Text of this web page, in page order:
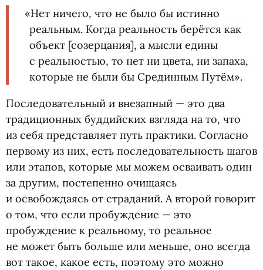
«Нет ничего, что не было бы истинно
реальным. Когда реальность берётся как
объект [созерцания], а мысли едины
с реальностью, то нет ни цвета, ни запаха,
которые не были бы Срединным Путём».
Последовательный и внезапный — это два
традиционных буддийских взгляда на то, что
из себя представляет путь практики. Согласно
первому из них, есть последовательность шагов
или этапов, которые мы можем осваивать один
за другим, постепенно очищаясь
и освобождаясь от страданий. А второй говорит
о том, что если пробуждение — это
пробуждение к реальному, то реальное
не может быть больше или меньше, оно всегда
вот такое, какое есть, поэтому это можно